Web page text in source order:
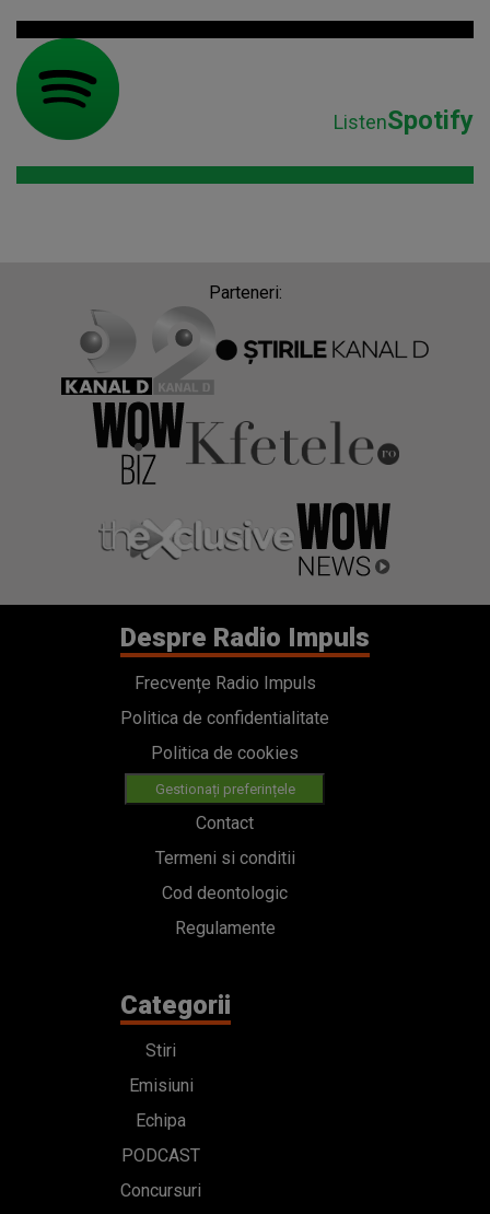
ListenSpotify
Parteneri:
Despre Radio Impuls
Frecvențe Radio Impuls
Politica de confidentialitate
Politica de cookies
Gestionați preferințele
Contact
Termeni si conditii
Cod deontologic
Regulamente
Categorii
Stiri
Emisiuni
Echipa
PODCAST
Concursuri